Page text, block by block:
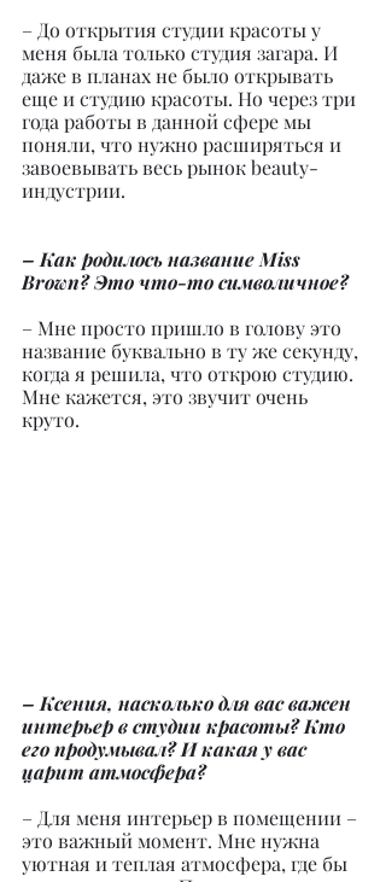
– До открытия студии красоты у
меня была только студия загара. И
даже в планах не было открывать
еще и студию красоты. Но через три
года работы в данной сфере мы
поняли, что нужно расширяться и
завоевывать весь рынок beauty-
индустрии.
– Как родилось название Miss
Brown? Это что-то символичное?
– Мне просто пришло в голову это
название буквально в ту же секунду,
когда я решила, что открою студию.
Мне кажется, это звучит очень
круто.
– Ксения, насколько для вас важен
интерьер в студии красоты? Кто
его продумывал? И какая у вас
царит атмосфера?
– Для меня интерьер в помещении –
это важный момент. Мне нужна
уютная и теплая атмосфера, где бы